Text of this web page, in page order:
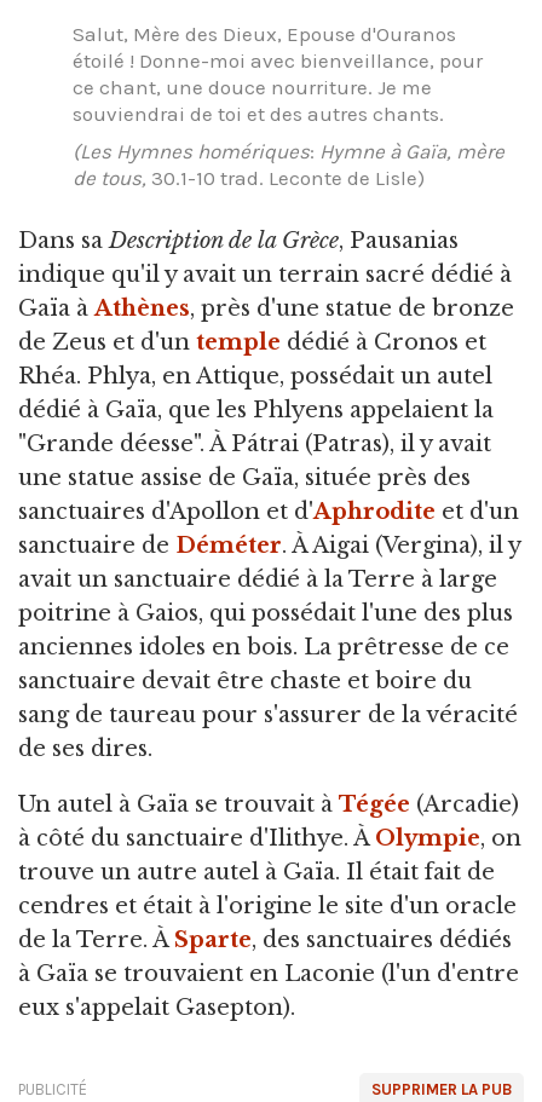
Salut, Mère des Dieux, Epouse d'Ouranos
étoilé ! Donne-moi avec bienveillance, pour
ce chant, une douce nourriture. Je me
souviendrai de toi et des autres chants.
(Les Hymnes homériques: Hymne à Gaïa, mère
de tous, 30.1-10 trad. Leconte de Lisle)
Dans saDescription de la Grèce, Pausanias
indique qu'il y avait un terrain sacré dédié à
Gaïa àAthènes, près d'une statue de bronze
de Zeus et d'un temple dédié à Cronos et
Rhéa. Phlya, en Attique, possédait un autel
dédié à Gaïa, que les Phlyens appelaient la
"Grande déesse". À Pátrai (Patras), il y avait
une statue assise de Gaïa, située près des
sanctuaires d'Apollon et d'Aphrodite et d'un
sanctuaire de Déméter. À Aigai (Vergina), il y
avait un sanctuaire dédié à la Terre à large
poitrine à Gaios, qui possédait l'une des plus
anciennes idoles en bois. La prêtresse de ce
sanctuaire devait être chaste et boire du
sang de taureau pour s'assurer de la véracité
de ses dires.
Un autel à Gaïa se trouvait à Tégée (Arcadie)
à côté du sanctuaire d'Ilithye. ÀOlympie, on
trouve un autre autel à Gaïa. Il était fait de
cendres et était à l'origine le site d'un oracle
de la Terre. ÀSparte, des sanctuaires dédiés
à Gaïa se trouvaient en Laconie (l'un d'entre
eux s'appelait Gasepton).
SUPPRIMER LA PUB
PUBLICITÉ